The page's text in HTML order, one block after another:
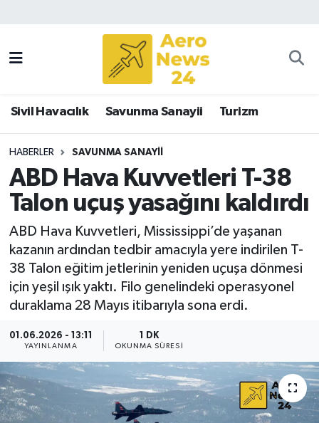
Sivil Havacılık Savunma Sanayii Turizm
HABERLER SAVUNMA SANAYII
ABD Hava Kuvvetleri T-38
Talon uçuş yasağını kaldırdı
ABD Hava Kuvvetleri, Mississippi’de yaşanan
kazanın ardından tedbir amacıyla yere indirilen T-
38 Talon eğitim jetlerinin yeniden uçuşa dönmesi
için yeşil ışık yaktı. Filo genelindeki operasyonel
duraklama 28 Mayıs itibarıyla sona erdi.
01.06.2026 - 13:11
YAYINLANMA
1 DK
OKUNMA SÜRESI